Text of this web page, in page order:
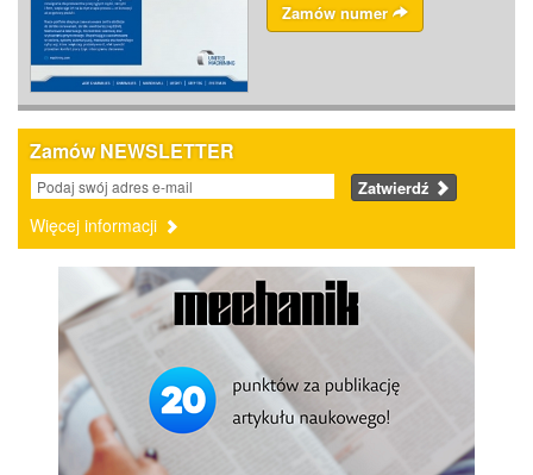
Zamów numer
Zamów NEWSLETTER
Zatwierdź
Więcej informacji